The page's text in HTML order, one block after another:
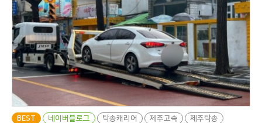
BEST 네이버블로그 탁송캐리어 제주고속
제주탁송